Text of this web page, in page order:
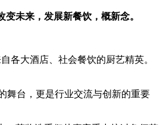
变未来，发展新餐饮，概新念。
各大酒店、社会餐饮的厨艺精英。
舞台，更是行业交流与创新的重要